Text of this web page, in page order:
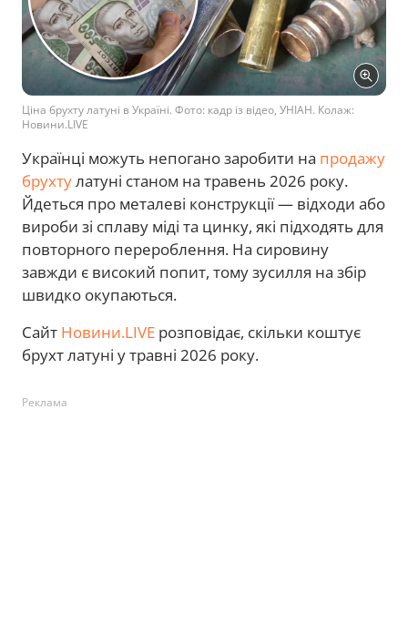
Ціна брухту латуні в Україні. Фото: кадр із відео, УНІАН. Колаж:
Новини.LIVE
Українці можуть непогано заробити на продажу
брухтулатуні станом на травень 2026 року.
Йдеться про металеві конструкції — відходи або
вироби зі сплаву міді та цинку, які підходять для
повторного перероблення. На сировину
завжди є високий попит, тому зусилля на збір
швидко окупаються.
Сайт Новини.LIVE розповідає, скільки коштує
брухт латуні у травні 2026 року.
Реклама